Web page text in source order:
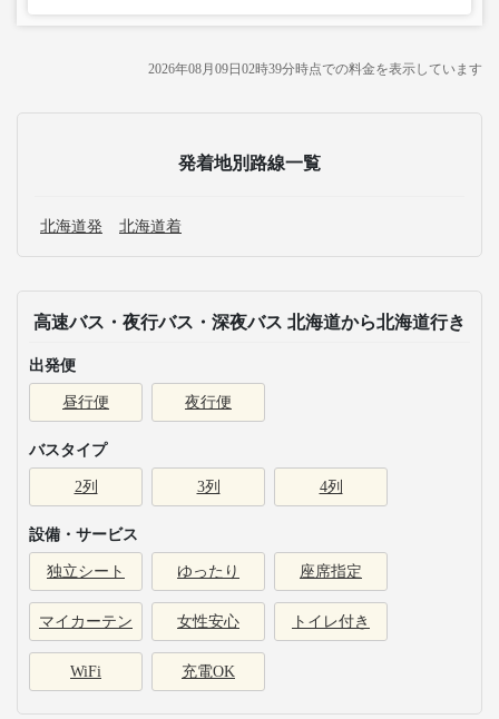
2026年08月09日02時39分時点での料金を表示しています
発着地別路線一覧
北海道発 北海道着
高速バス・夜行バス・深夜バス 北海道から北海道行き
出発便
昼行便 夜行便
バスタイプ
2列 3列 4列
設備・サービス
独立シート ゆったり 座席指定
マイカーテン 女性安心 トイレ付き
WiFi 充電OK